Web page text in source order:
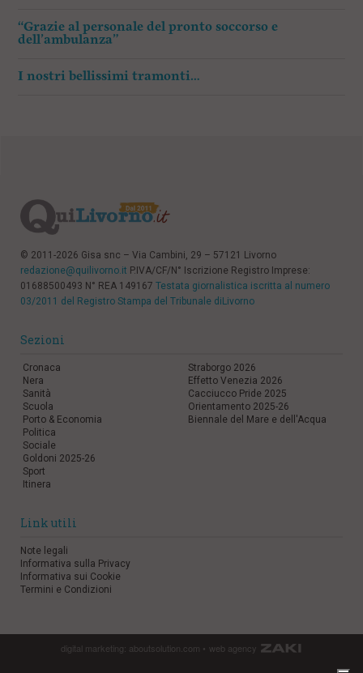
“Grazie al personale del pronto soccorso e
dell’ambulanza”
I nostri bellissimi tramonti…
© 2011-2026 Gisa snc – Via Cambini, 29 – 57121 Livorno
redazione@quilivorno.it P.IVA/CF/N° Iscrizione Registro Imprese:
01688500493 N° REA 149167 Testata giornalistica iscritta al numero
03/2011 del Registro Stampa del Tribunale diLivorno
Sezioni
Cronaca
Nera
Sanità
Scuola
Porto & Economia
Politica
Sociale
Goldoni 2025-26
Sport
Itinera
Straborgo 2026
Effetto Venezia 2026
Cacciucco Pride 2025
Orientamento 2025-26
Biennale del Mare e dell'Acqua
Link utili
Note legali
Informativa sulla Privacy
Informativa sui Cookie
Termini e Condizioni
digital marketing: aboutsolution.com •web agency